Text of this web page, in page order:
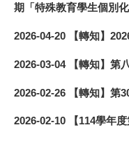
期「特殊教育學生個別
2026-04-20 【轉知】
2026-03-04 【轉知】第
2026-02-26 【轉知】第
2026-02-10 【114學年